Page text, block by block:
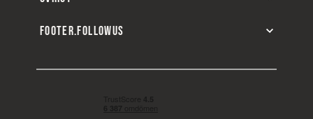
FOOTER.FOLLOWUS